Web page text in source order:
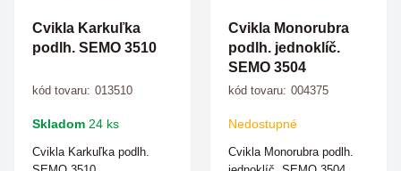
Cvikla Karkuľka
podlh. SEMO 3510
kód tovaru: 013510
Skladom 24 ks
Cvikla Karkuľka podlh.
Cvikla Monorubra
podlh. jednoklíč.
SEMO 3504
kód tovaru: 004375
Nedostupné
Cvikla Monorubra podlh.